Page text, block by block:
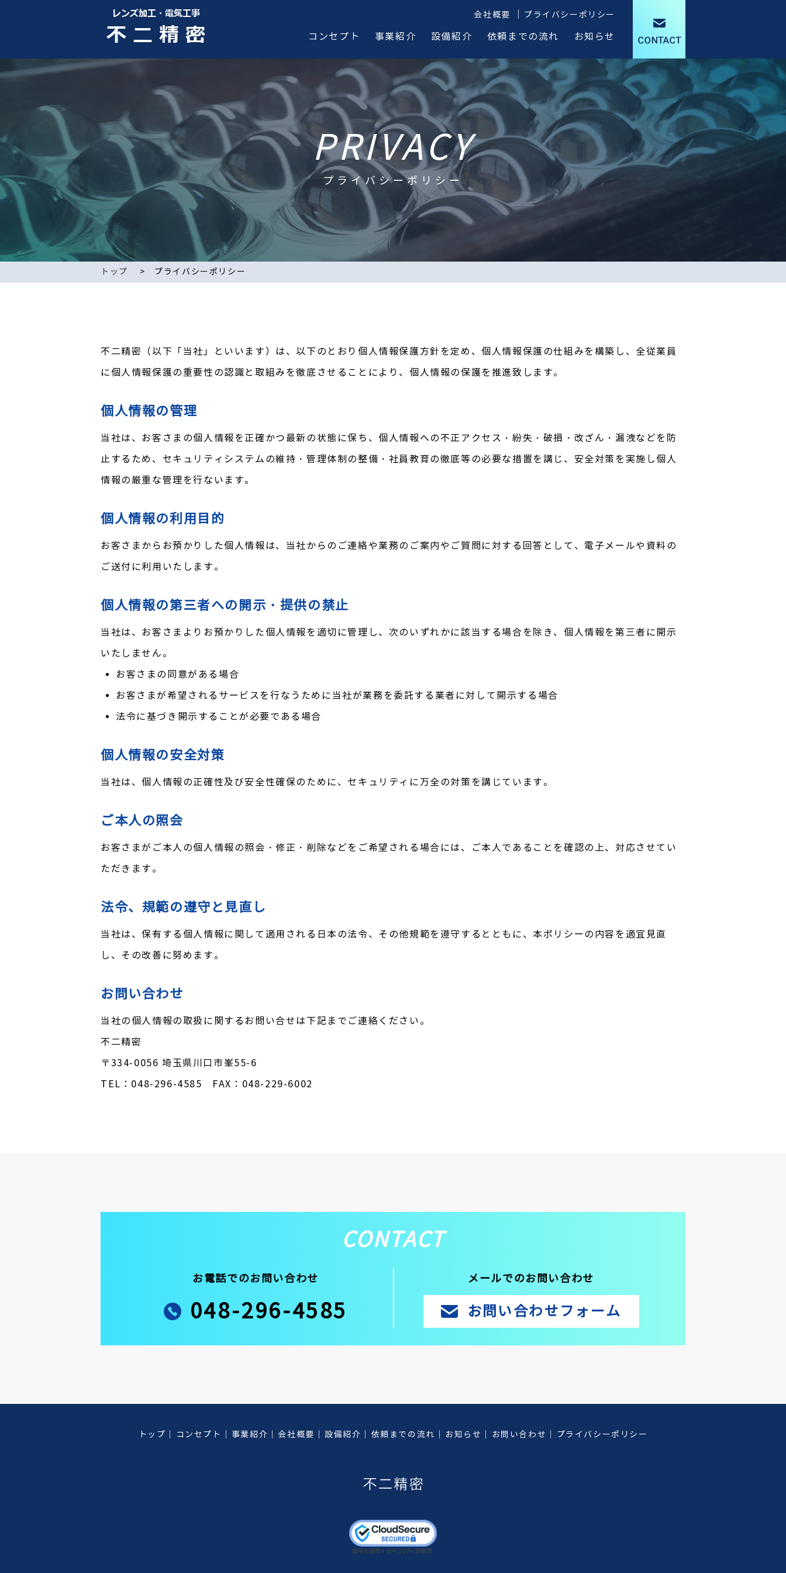
会社概要 プライバシーポリシー
コンセプト 事業紹介 設備紹介 依頼までの流れ お知らせ
PRIVACY
プライバシーポリシー
トップ プライバシーポリシー
不二精密（以下「当社」といいます）は、以下のとおり個人情報保護方針を定め、個人情報保護の仕組みを構築し、全従業員
に個人情報保護の重要性の認識と取組みを徹底させることにより、個人情報の保護を推進致します。
個人情報の管理
当社は、お客さまの個人情報を正確かつ最新の状態に保ち、個人情報への不正アクセス・紛失・破損・改ざん・漏洩などを防
止するため、セキュリティシステムの維持・管理体制の整備・社員教育の徹底等の必要な措置を講じ、安全対策を実施し個人
情報の厳重な管理を行ないます。
個人情報の利用目的
お客さまからお預かりした個人情報は、当社からのご連絡や業務のご案内やご質問に対する回答として、電子メールや資料の
ご送付に利用いたします。
個人情報の第三者への開示・提供の禁止
当社は、お客さまよりお預かりした個人情報を適切に管理し、次のいずれかに該当する場合を除き、個人情報を第三者に開示
いたしません。
お客さまの同意がある場合
お客さまが希望されるサービスを行なうために当社が業務を委託する業者に対して開示する場合
法令に基づき開示することが必要である場合
個人情報の安全対策
当社は、個人情報の正確性及び安全性確保のために、セキュリティに万全の対策を講じています。
ご本人の照会
お客さまがご本人の個人情報の照会・修正・削除などをご希望される場合には、ご本人であることを確認の上、対応させてい
ただきます。
法令、規範の遵守と見直し
当社は、保有する個人情報に関して適用される日本の法令、その他規範を遵守するとともに、本ポリシーの内容を適宜見直
し、その改善に努めます。
お問い合わせ
当社の個人情報の取扱に関するお問い合せは下記までご連絡ください。
不二精密
〒334-0056 埼玉県川口市峯55-6
TEL：048-296-4585 FAX：048-229-6002
CONTACT
お電話でのお問い合わせ
048-296-4585
メールでのお問い合わせ
お問い合わせフォーム
トップ コンセプト 事業紹介 会社概要 設備紹介 依頼までの流れ お知らせ お問い合わせ プライバシーポリシー